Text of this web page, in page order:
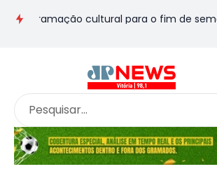
cultural para o fim de semana